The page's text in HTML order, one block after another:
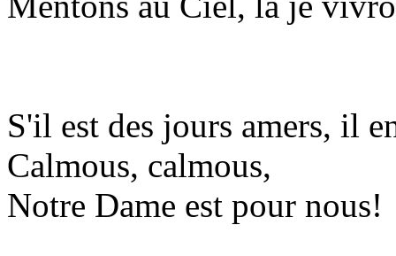
S'il est des jours amers, il
Calmous, calmous,
Notre Dame est pour nous!